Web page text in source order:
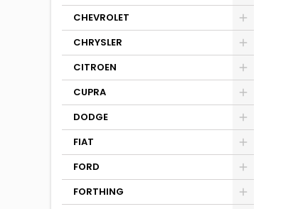
CHEVROLET
CHRYSLER
CITROEN
CUPRA
DODGE
FIAT
FORD
FORTHING